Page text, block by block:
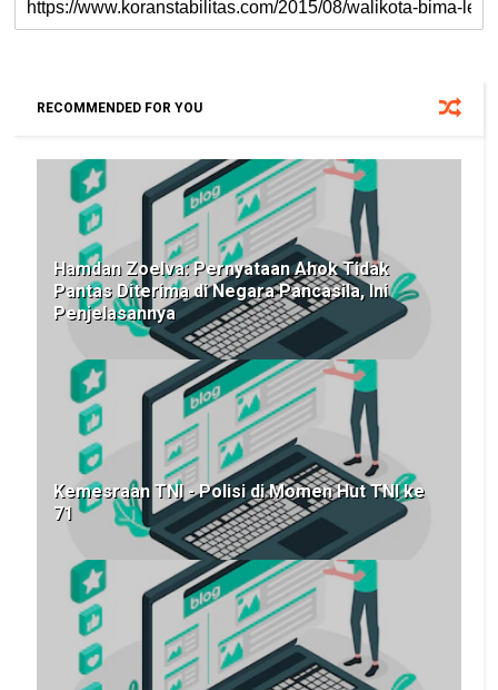
RECOMMENDED FOR YOU
Hamdan Zoelva: Pernyataan Ahok Tidak
Pantas Diterima di Negara Pancasila, Ini
Penjelasannya
Kemesraan TNI - Polisi di Momen Hut TNI ke
71